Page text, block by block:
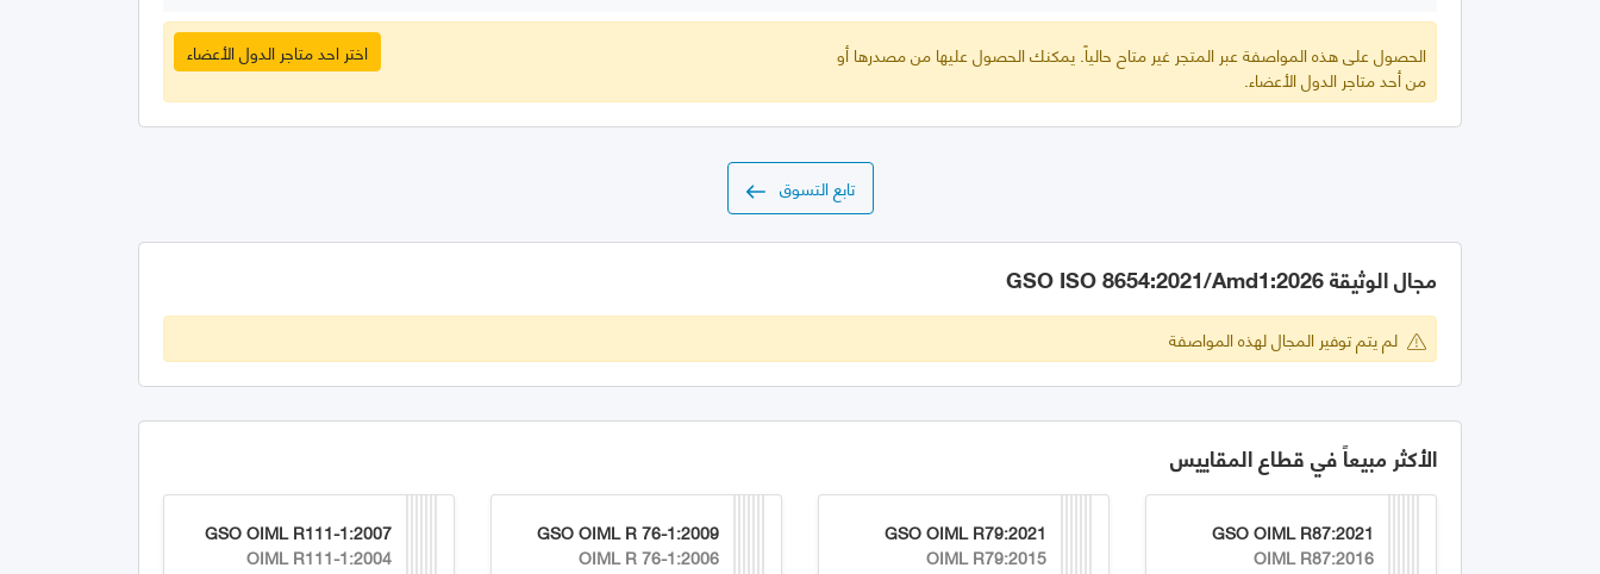
الحصول على هذه المواصفة عبر المتجر غير متاح حالياً. يمكنك الحصول عليها من مصدرها أو
من أحد متاجر الدول الأعضاء.
اختر احد متاجر الدول الأعضاء
تابع التسوق
مجال الوثيقة GSO ISO 8654:2021/Amd1:2026
لم يتم توفير المجال لهذه المواصفة
الأكثر مبيعاً في قطاع المقاييس
GSO OIML R87:2021
OIML R87:2016
GSO OIML R79:2021
OIML R79:2015
GSO OIML R 76-1:2009
OIML R 76-1:2006
GSO OIML R111-1:2007
OIML R111-1:2004